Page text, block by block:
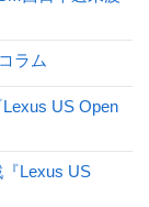
ラム
US Open
Lexus US